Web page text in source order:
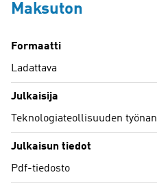
Maksuton
Formaatti
Ladattava
Julkaisija
Teknologiateollisuuden
Julkaisun tiedot
Pdf-tiedosto